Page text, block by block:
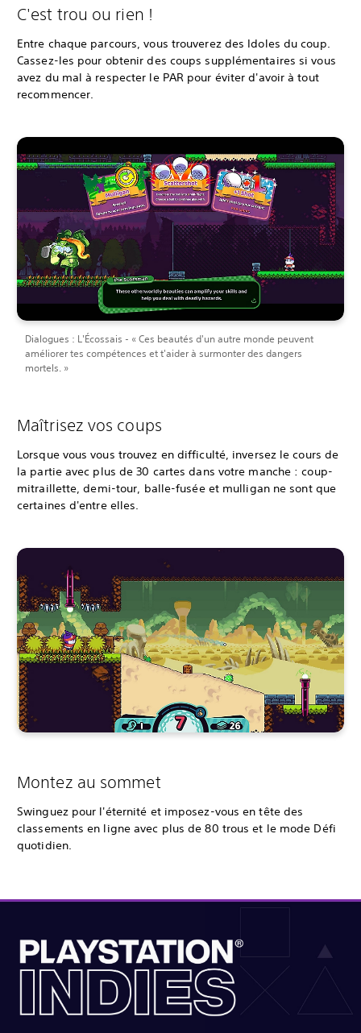
C'est trou ou rien !
Entre chaque parcours, vous trouverez des Idoles du coup.
Cassez-les pour obtenir des coups supplémentaires si vous
avez du mal à respecter le PAR pour éviter d'avoir à tout
recommencer.
Dialogues : L'Écossais - « Ces beautés d'un autre monde peuvent
améliorer tes compétences et t'aider à surmonter des dangers
mortels. »
Maîtrisez vos coups
Lorsque vous vous trouvez en difficulté, inversez le cours de
la partie avec plus de 30 cartes dans votre manche : coup-
mitraillette, demi-tour, balle-fusée et mulligan ne sont que
certaines d'entre elles.
Montez au sommet
Swinguez pour l'éternité et imposez-vous en tête des
classements en ligne avec plus de 80 trous et le mode Défi
quotidien.